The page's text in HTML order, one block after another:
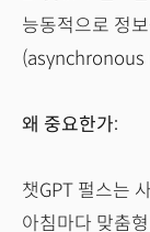
능동적으로 정
(asynchronous
왜 중요한가:
챗GPT 펄스는
아침마다 맞춤